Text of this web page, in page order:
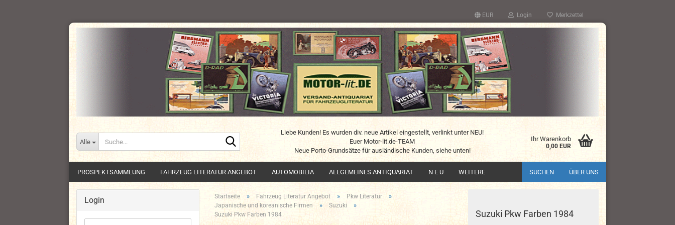
EUR Login Merkzettel
Alle
Liebe Kunden! Es wurden div. neue Artikel eingestellt, verlinkt unter NEU!
Euer Motor-lit.de-TEAM
Neue Porto-Grundsätze für ausländische Kunden, siehe unten!
Ihr Warenkorb
0,00 EUR
PROSPEKTSAMMLUNG FAHRZEUG LITERATUR ANGEBOT AUTOMOBILIA ALLGEMEINES ANTIQUARIAT N E U SUCHEN ÜBER UNS
WEITERE
Startseite » Fahrzeug Literatur Angebot » Pkw Literatur »
Japanische und koreanische Firmen » Suzuki »
Suzuki Pkw Farben 1984 Suzuki Pkw Farben 1984
Login